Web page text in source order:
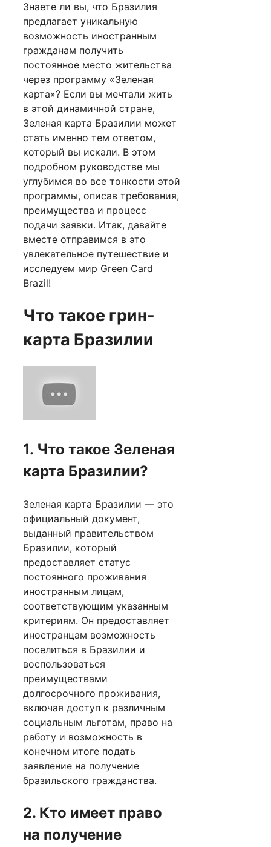
Знаете ли вы, что Бразилия
предлагает уникальную
возможность иностранным
гражданам получить
постоянное место жительства
через программу «Зеленая
карта»? Если вы мечтали жить
в этой динамичной стране,
Зеленая карта Бразилии может
стать именно тем ответом,
который вы искали. В этом
подробном руководстве мы
углубимся во все тонкости этой
программы, описав требования,
преимущества и процесс
подачи заявки. Итак, давайте
вместе отправимся в это
увлекательное путешествие и
исследуем мир Green Card
Brazil!
Что такое грин-
карта Бразилии
1. Что такое Зеленая
карта Бразилии?
Зеленая карта Бразилии — это
официальный документ,
выданный правительством
Бразилии, который
предоставляет статус
постоянного проживания
иностранным лицам,
соответствующим указанным
критериям. Он предоставляет
иностранцам возможность
поселиться в Бразилии и
воспользоваться
преимуществами
долгосрочного проживания,
включая доступ к различным
социальным льготам, право на
работу и возможность в
конечном итоге подать
заявление на получение
бразильского гражданства.
2. Кто имеет право
на получение